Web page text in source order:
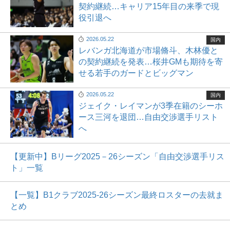
契約継続…キャリア15年目の来季で現
役引退へ
2026.05.22
レバンガ北海道が市場脩斗、木林優と
の契約継続を発表…桜井GMも期待を寄
せる若手のガードとビッグマン
国内
2026.05.22
ジェイク・レイマンが3季在籍のシーホ
ース三河を退団…自由交渉選手リスト
へ
国内
【更新中】Bリーグ2025－26シーズン「自由交渉選手リス
ト」一覧
【一覧】B1クラブ2025-26シーズン最終ロスターの去就ま
とめ